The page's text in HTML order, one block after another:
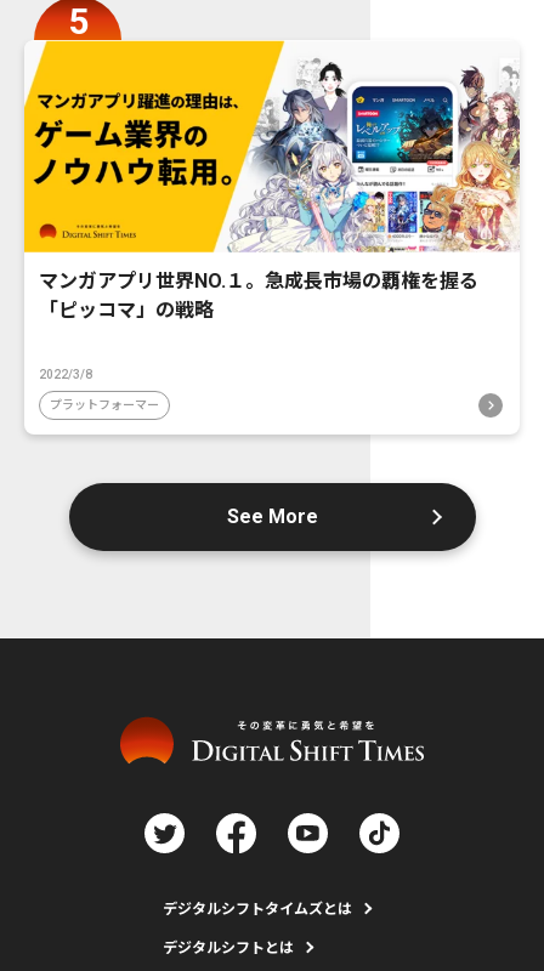
マンガアプリ世界NO.１。急成長市場の覇権を握る
「ピッコマ」の戦略
2022/3/8
プラットフォーマー
See More
デジタルシフトタイムズとは
デジタルシフトとは